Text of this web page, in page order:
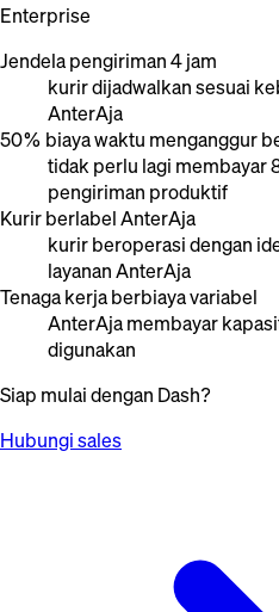
Enterprise
Jendela pengiriman 4 jam
kurir dijadwalkan sesuai
AnterAja
50% biaya waktu menganggur
tidak perlu lagi membayar
pengiriman produktif
Kurir berlabel AnterAja
kurir beroperasi dengan
layanan AnterAja
Tenaga kerja berbiaya variabel
AnterAja membayar
digunakan
Siap mulai dengan Dash?
Hubungi sales